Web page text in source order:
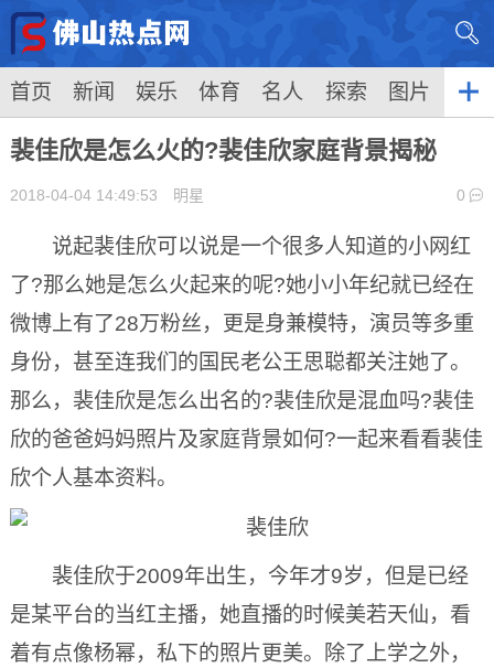
首页 新闻 娱乐 体育 名人 探索 图片
裴佳欣是怎么火的?裴佳欣家庭背景揭秘
2018-04-04 14:49:53 明星 0
说起裴佳欣可以说是一个很多人知道的小网红
了?那么她是怎么火起来的呢?她小小年纪就已经在
微博上有了28万粉丝，更是身兼模特，演员等多重
身份，甚至连我们的国民老公王思聪都关注她了。
那么，裴佳欣是怎么出名的?裴佳欣是混血吗?裴佳
欣的爸爸妈妈照片及家庭背景如何?一起来看看裴佳
欣个人基本资料。
裴佳欣于2009年出生，今年才9岁，但是已经
是某平台的当红主播，她直播的时候美若天仙，看
着有点像杨幂，私下的照片更美。除了上学之外，